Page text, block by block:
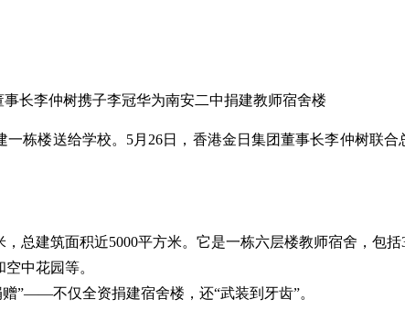
长李仲树携子李冠华为南安二中捐建教师宿舍楼
一栋楼送给学校。5月26日，香港金日集团董事长李仲树
总建筑面积近5000平方米。它是一栋六层楼教师宿舍，包
中花园等。
”——不仅全资捐建宿舍楼，还“武装到牙齿”。